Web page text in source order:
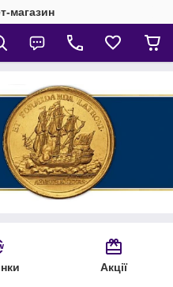
магазин
Акції